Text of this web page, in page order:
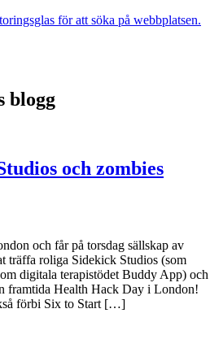
blogg
och zombies
och får på torsdag sällskap av
träffa roliga Sidekick Studios (som
digitala terapistödet Buddy App) och
framtida Health Hack Day i London!
förbi Six to Start […]